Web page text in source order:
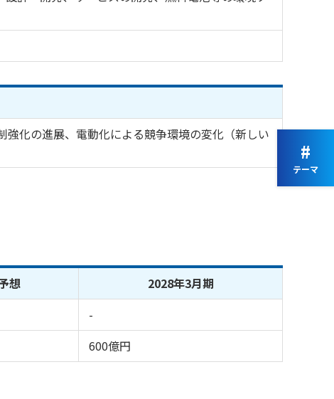
化の進展、電動化による競争環境の変化（新しい
想
2028年3月期
-
600億円
#
テーマ